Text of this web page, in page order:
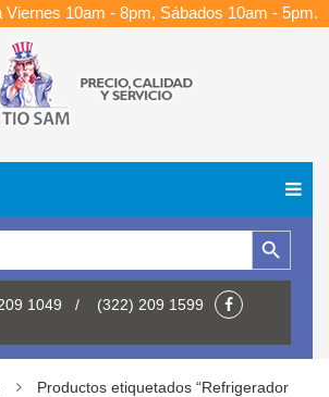
10am - 8pm, Sábados 10am - 5pm.
Botón de búsqueda
1049 / (322) 209 1599
Productos etiquetados “Refrigerador